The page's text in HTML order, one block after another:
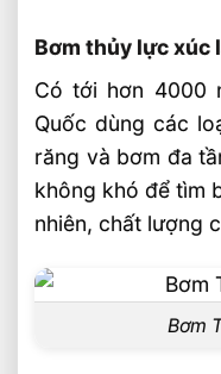
Bơm thủy lực xúc
Có tới hơn 4000
Quốc dùng các
răng và bơm đa
không khó để tìm
nhiên, chất lượng
Bơm